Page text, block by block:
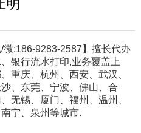
:186-9283-2587】擅长代办
银行流水打印,业务覆盖上
重庆、杭州、西安、武汉、
、东莞、宁波、佛山、合
无锡、厦门、福州、温州、
宁、泉州等城市.